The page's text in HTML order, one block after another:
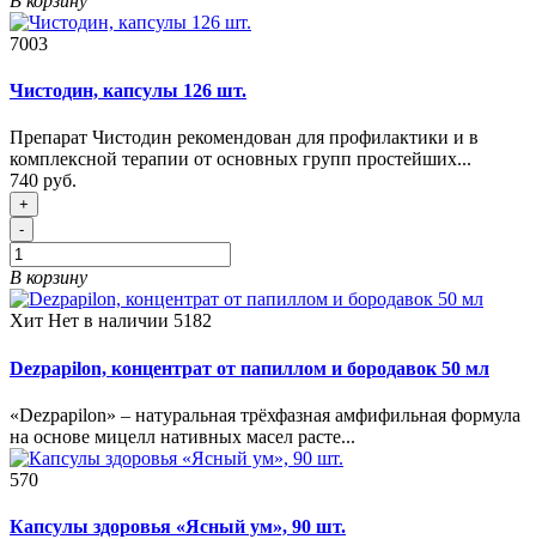
7003
Чистодин, капсулы 126 шт.
Препарат Чистодин рекомендован для профилактики и в
комплексной терапии от основных групп простейших...
740 руб.
+
-
В корзину
Хит Нет в наличии 5182
Dezpapilon, концентрат от папиллом и бородавок 50 мл
«Dezpapilon» – натуральная трёхфазная амфифильная формула
на основе мицелл нативных масел расте...
570
Капсулы здоровья «Ясный ум», 90 шт.